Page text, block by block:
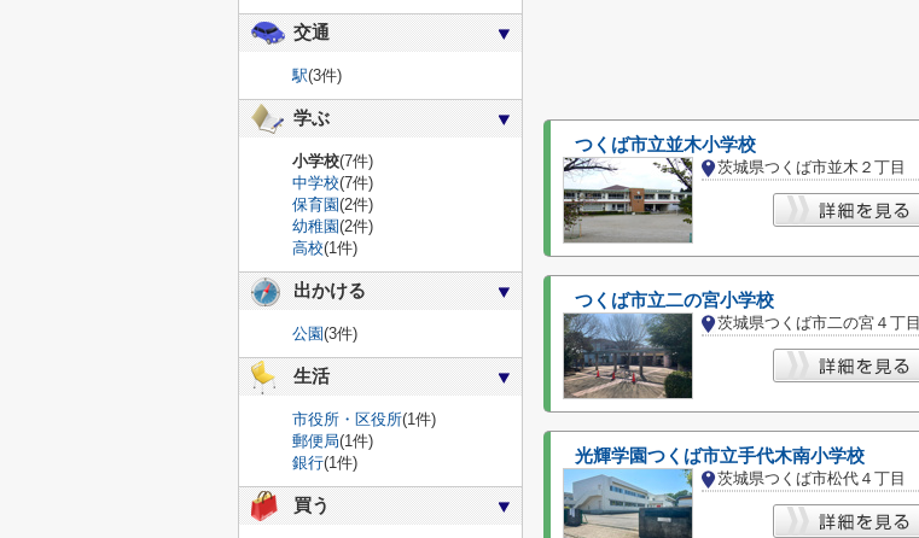
つくば市立並木小学校
茨城県つくば市並木２丁目
つくば市立二の宮小学校
茨城県つくば市二の宮４丁目
光輝学園つくば市立手代木南小学校
茨城県つくば市松代４丁目
交通
駅(3件)
学ぶ
小学校(7件)
中学校(7件)
保育園(2件)
幼稚園(2件)
高校(1件)
出かける
公園(3件)
生活
市役所・区役所(1件)
郵便局(1件)
銀行(1件)
買う